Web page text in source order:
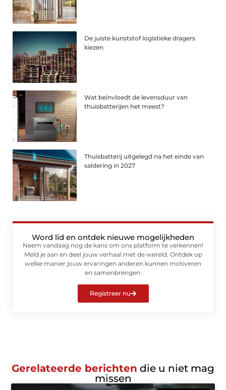
De juiste kunststof logistieke dragers
kiezen
Wat beïnvloedt de levensduur van
thuisbatterijen het meest?
Thuisbatterij uitgelegd na het einde van
saldering in 2027
Word lid en ontdek nieuwe mogelijkheden
Neem vandaag nog de kans om ons platform te verkennen!
Meld je aan en deel jouw verhaal met de wereld. Ontdek op
welke manier jouw ervaringen anderen kunnen motiveren
en samenbrengen.
Registreer nu
Gerelateerde berichten die u niet mag
missen